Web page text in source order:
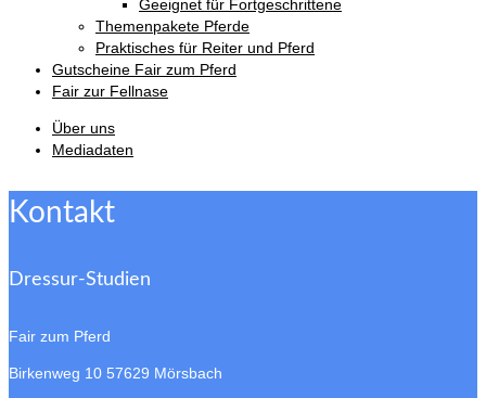
Geeignet für Fortgeschrittene
Themenpakete Pferde
Praktisches für Reiter und Pferd
Gutscheine Fair zum Pferd
Fair zur Fellnase
Über uns
Mediadaten
Kontakt
Dressur-Studien
Fair zum Pferd
Birkenweg 10 57629 Mörsbach